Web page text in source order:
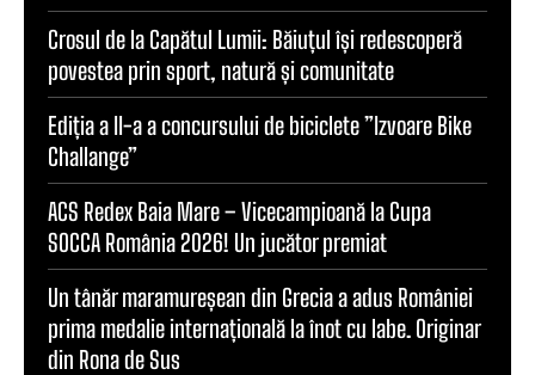
Crosul de la Capătul Lumii: Băiuțul își redescoperă
povestea prin sport, natură și comunitate
Ediția a II-a a concursului de biciclete ”Izvoare Bike
Challange”
ACS Redex Baia Mare – Vicecampioană la Cupa
SOCCA România 2026! Un jucător premiat
Un tânăr maramureșean din Grecia a adus României
prima medalie internațională la înot cu labe. Originar
din Rona de Sus